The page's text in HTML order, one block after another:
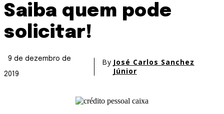
Saiba quem pode
solicitar!
9 de dezembro de
2019
By José Carlos Sanchez
Júnior